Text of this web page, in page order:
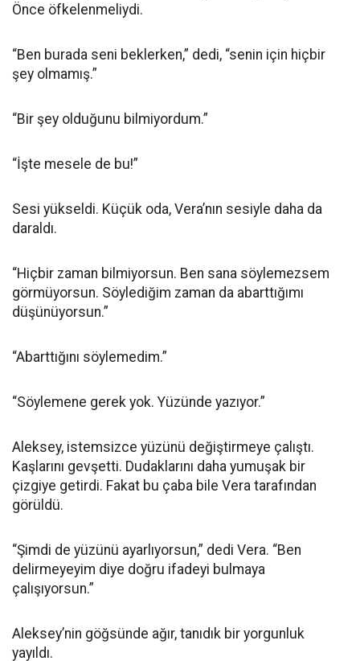
Önce öfkelenmeliydi.
“Ben burada seni beklerken,” dedi, “senin için hiçbir
şey olmamış.”
“Bir şey olduğunu bilmiyordum.”
“İşte mesele de bu!”
Sesi yükseldi. Küçük oda, Vera’nın sesiyle daha da
daraldı.
“Hiçbir zaman bilmiyorsun. Ben sana söylemezsem
görmüyorsun. Söylediğim zaman da abarttığımı
düşünüyorsun.”
“Abarttığını söylemedim.”
“Söylemene gerek yok. Yüzünde yazıyor.”
Aleksey, istemsizce yüzünü değiştirmeye çalıştı.
Kaşlarını gevşetti. Dudaklarını daha yumuşak bir
çizgiye getirdi. Fakat bu çaba bile Vera tarafından
görüldü.
“Şimdi de yüzünü ayarlıyorsun,” dedi Vera. “Ben
delirmeyeyim diye doğru ifadeyi bulmaya
çalışıyorsun.”
Aleksey’nin göğsünde ağır, tanıdık bir yorgunluk
yayıldı.